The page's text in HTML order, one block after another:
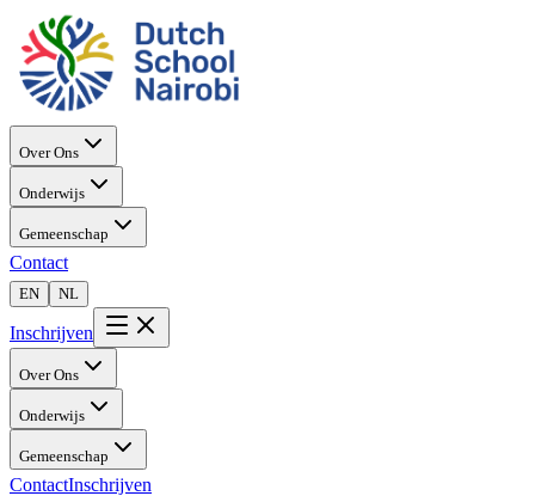
Over Ons
Onderwijs
Gemeenschap
Contact
EN NL
Inschrijven
Over Ons
Onderwijs
Gemeenschap
ContactInschrijven